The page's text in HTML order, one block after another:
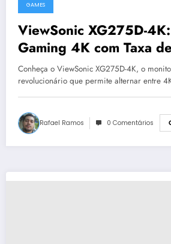
GAMES
ViewSonic XG275D-
Gaming 4K com Taxa
Ajustável que
Experiência de Jogo
Conheça o ViewSonic XG275D-4K, o
revolucionário que permite alternar entre
Rafael Ramos 0 Comentários